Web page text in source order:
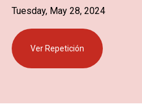
Tuesday, May 28, 2024
Ver Repetición